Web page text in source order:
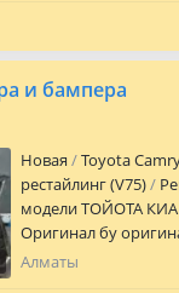
Внимание на
менеджера!
и бампера
Новая
Toyota
рестайлинг (V75)
модели ТОЙОТА
Оригинал бу
заказ отправка в
Алматы